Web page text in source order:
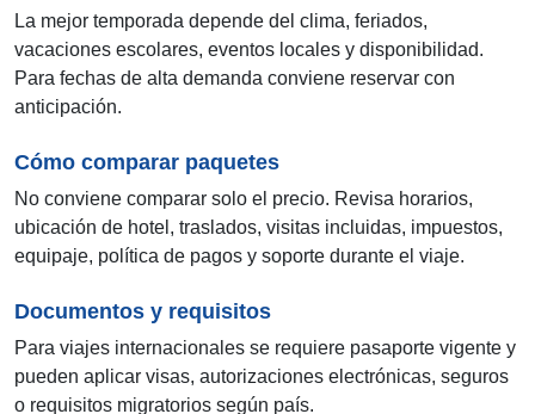
La mejor temporada depende del clima, feriados,
vacaciones escolares, eventos locales y disponibilidad.
Para fechas de alta demanda conviene reservar con
anticipación.
Cómo comparar paquetes
No conviene comparar solo el precio. Revisa horarios,
ubicación de hotel, traslados, visitas incluidas, impuestos,
equipaje, política de pagos y soporte durante el viaje.
Documentos y requisitos
Para viajes internacionales se requiere pasaporte vigente y
pueden aplicar visas, autorizaciones electrónicas, seguros
o requisitos migratorios según país.